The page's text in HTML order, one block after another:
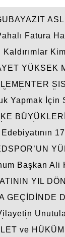
Fatura
Kaldırımlar
YÜKSEK
Yapmak İçin
Başkan Ali
YIL
GEÇİDİNDE
ve